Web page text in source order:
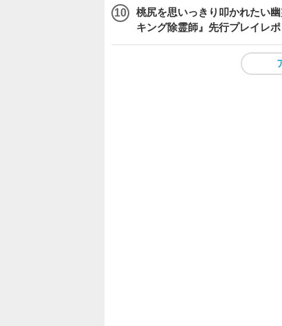
桃尻を思いっきり叩かれたい
キング除霊師』先行プレイレポ